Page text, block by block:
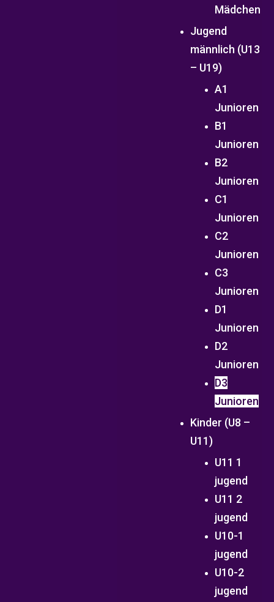
Mädchen
Jugend
männlich (U13
– U19)
A1
Junioren
B1
Junioren
B2
Junioren
C1
Junioren
C2
Junioren
C3
Junioren
D1
Junioren
D2
Junioren
D3
Junioren
Kinder (U8 –
U11)
U11 1
jugend
U11 2
jugend
U10-1
jugend
U10-2
jugend